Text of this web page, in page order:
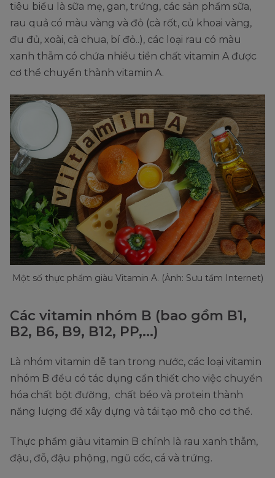
tiêu biểu là sữa mẹ, gan, trứng, các sản phẩm sữa,
rau quả có màu vàng và đỏ (cà rốt, củ khoai vàng,
đu đủ, xoài, cà chua, bí đỏ..), các loại rau có màu
xanh thẫm có chứa nhiều tiền chất vitamin A được
cơ thể chuyển thành vitamin A.
Một số thực phẩm giàu Vitamin A. (Ảnh: Sưu tầm Internet)
Các vitamin nhóm B (bao gồm B1,
B2, B6, B9, B12, PP,...)
Là nhóm vitamin dễ tan trong nước, các loại vitamin
nhóm B đều có tác dụng cần thiết cho việc chuyển
hóa chất bột đường, chất béo và protein thành
năng lượng để xây dựng và tái tạo mô cho cơ thể.
Thực phẩm giàu vitamin B chính là rau xanh thẫm,
đậu, đỗ, đậu phộng, ngũ cốc, cá và trứng.